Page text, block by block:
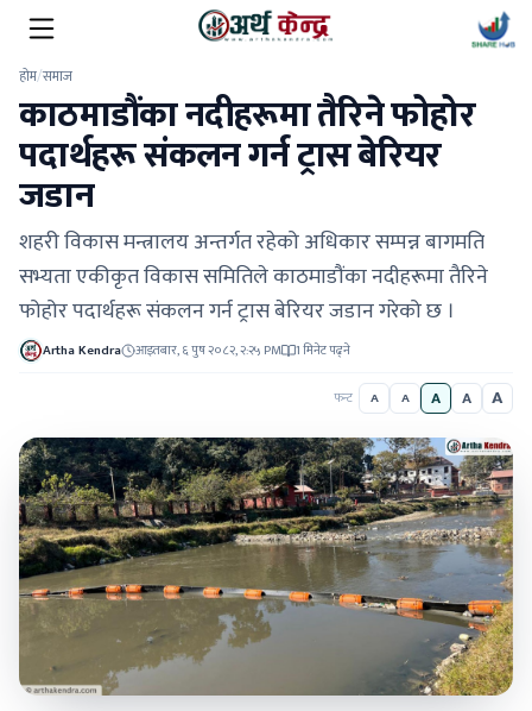
होम/समाज
काठमाडौंका नदीहरूमा तैरिने फोहोर
पदार्थहरू संकलन गर्न ट्रास बेरियर
जडान
शहरी विकास मन्त्रालय अन्तर्गत रहेको अधिकार सम्पन्न बागमति
सभ्यता एकीकृत विकास समितिले काठमाडौंका नदीहरूमा तैरिने
फोहोर पदार्थहरू संकलन गर्न ट्रास बेरियर जडान गरेको छ ।
Artha Kendra आइतबार, ६ पुष २०८२, २:२५ PM 1 मिनेट पढ्ने
फन्ट A A A A A